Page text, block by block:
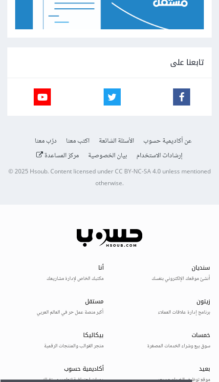
تابعنا على
عن أكاديمية حسوب الأسئلة الشائعة اكتب معنا
درّب معنا
إرشادات الاستخدام
بيان الخصوصية مركز المساعدة
© 2025Hsoub.Content licensed underCC BY-NC-SA 4.0unless mentioned
otherwise.